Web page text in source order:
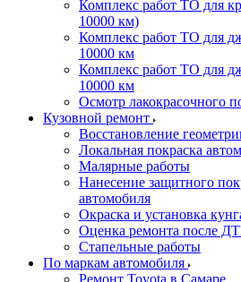
Комплекс работ ТО для
10000 км)
Комплекс работ ТО для
10000 км
Комплекс работ ТО для
10000 км
Осмотр лакокрасочного
Кузовной ремонт
Восстановление
Локальная покраска
Малярные работы
Нанесение защитного
автомобиля
Окраска и установка
Оценка ремонта после
Стапельные работы
По маркам автомобиля
Ремонт Toyota в Самаре